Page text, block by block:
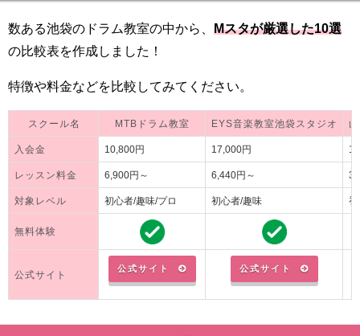
数ある池袋のドラム教室の中から、 Mスタが厳選した10選
の比較表を作成しました！
特徴や料金などを比較してみてください。
スクール名 MTBドラム教室 EYS音楽教室池袋スタジオ
入会金 10,800円 17,000円
レッスン料金 6,900円～ 6,440円～
対象レベル 初心者/趣味/プロ 初心者/趣味 初
無料体験
公式サイト
公式サイト 公式サイト